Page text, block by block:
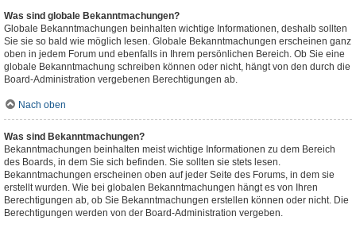
Was sind globale Bekanntmachungen?
Globale Bekanntmachungen beinhalten wichtige Informationen, deshalb sollten
Sie sie so bald wie möglich lesen. Globale Bekanntmachungen erscheinen ganz
oben in jedem Forum und ebenfalls in Ihrem persönlichen Bereich. Ob Sie eine
globale Bekanntmachung schreiben können oder nicht, hängt von den durch die
Board-Administration vergebenen Berechtigungen ab.
Nach oben
Was sind Bekanntmachungen?
Bekanntmachungen beinhalten meist wichtige Informationen zu dem Bereich
des Boards, in dem Sie sich befinden. Sie sollten sie stets lesen.
Bekanntmachungen erscheinen oben auf jeder Seite des Forums, in dem sie
erstellt wurden. Wie bei globalen Bekanntmachungen hängt es von Ihren
Berechtigungen ab, ob Sie Bekanntmachungen erstellen können oder nicht. Die
Berechtigungen werden von der Board-Administration vergeben.